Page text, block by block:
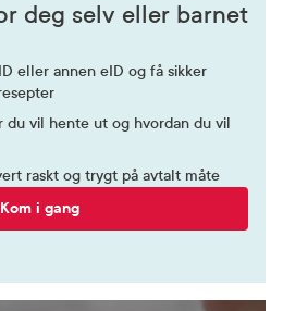
deg selv eller barnet
eller annen eID og få sikker
du vil hente ut og hvordan du vil
raskt og trygt på avtalt måte
Kom i gang